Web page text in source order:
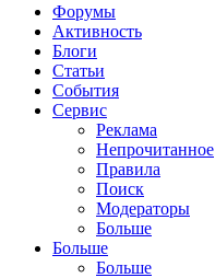
Форумы
Активность
Блоги
Статьи
События
Сервис
Реклама
Непрочитанное
Правила
Поиск
Модераторы
Больше
Больше
Больше